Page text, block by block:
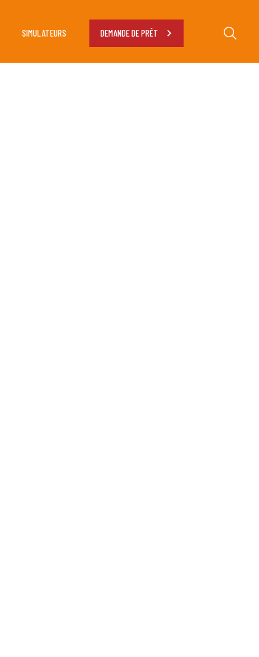
SIMULATEURS DEMANDE DE PRÊT